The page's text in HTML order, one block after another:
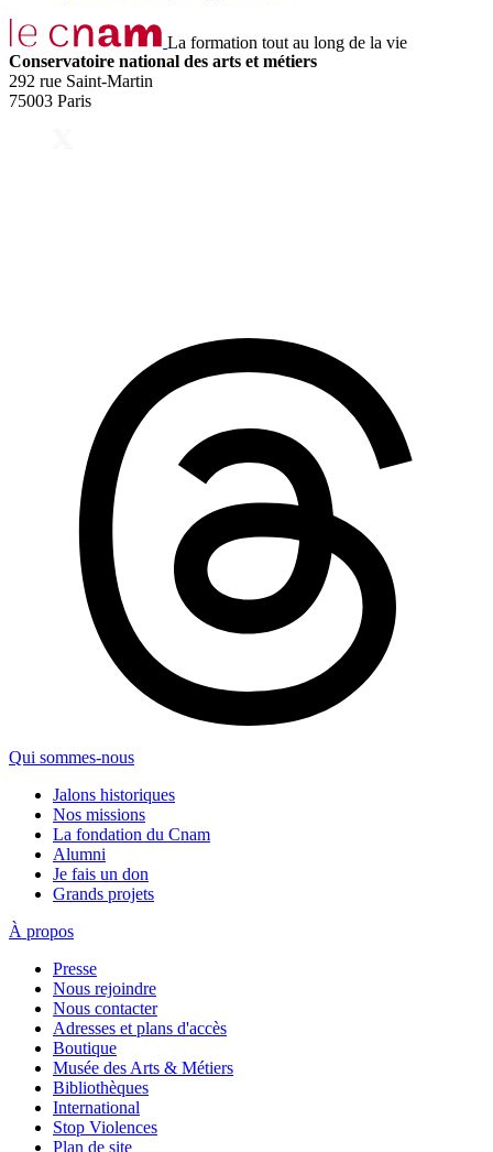
La formation tout au long de la vie
Conservatoire national des arts et métiers
292 rue Saint-Martin
75003 Paris
Qui sommes-nous
Jalons historiques
Nos missions
La fondation du Cnam
Alumni
Je fais un don
Grands projets
À propos
Presse
Nous rejoindre
Nous contacter
Adresses et plans d'accès
Boutique
Musée des Arts & Métiers
Bibliothèques
International
Stop Violences
Plan de site